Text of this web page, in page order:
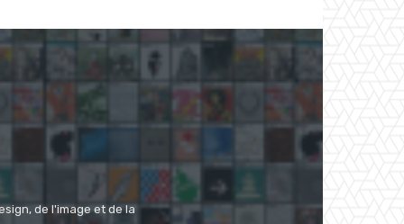
de l'image et de la